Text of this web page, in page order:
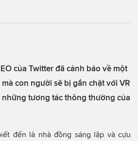
của Twitter đã cảnh báo về một
con người sẽ bị gắn chặt với VR
những tương tác thông thường của
đến là nhà đồng sáng lập và cựu